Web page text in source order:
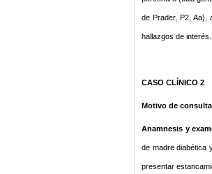
de Prader, P2, Aa),
hallazgos de interés.
CASO CLÍNICO 2
Motivo de
Anamnesis y
de madre diabética
presentar